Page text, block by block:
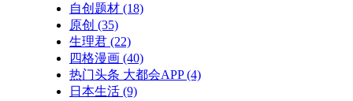
自创题材 (18)
原创 (35)
生理君 (22)
四格漫画 (40)
热门头条 大都会APP(4)
日本生活 (9)